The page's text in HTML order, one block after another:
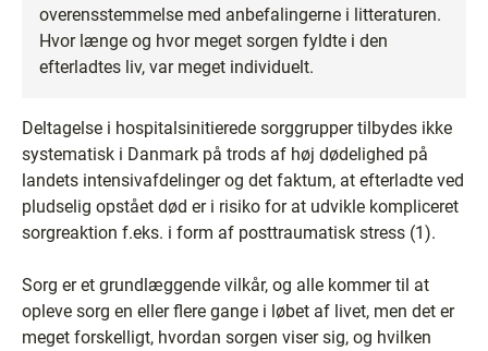
overensstemmelse med anbefalingerne i litteraturen.
Hvor længe og hvor meget sorgen fyldte i den
efterladtes liv, var meget individuelt.
Deltagelse i hospitalsinitierede sorggrupper tilbydes ikke
systematisk i Danmark på trods af høj dødelighed på
landets intensivafdelinger og det faktum, at efterladte ved
pludselig opstået død er i risiko for at udvikle kompliceret
sorgreaktion f.eks. i form af posttraumatisk stress (1).
Sorg er et grundlæggende vilkår, og alle kommer til at
opleve sorg en eller flere gange i løbet af livet, men det er
meget forskelligt, hvordan sorgen viser sig, og hvilken